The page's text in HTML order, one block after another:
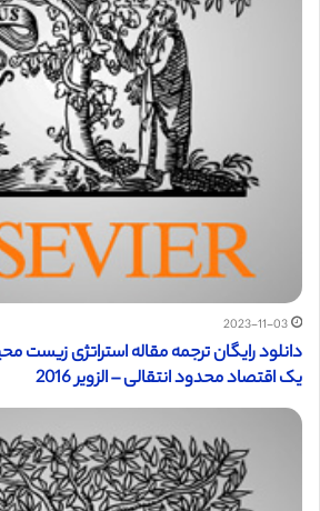
2023-11-03
دانلود رایگان ترجمه مقاله استراتژی
یک اقتصاد محدود انتقالی – الزویر 2016